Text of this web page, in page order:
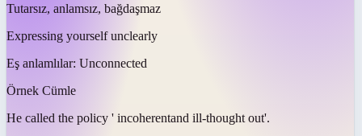
Tutarsız, anlamsız, bağdaşmaz
Expressing yourself unclearly
Eş anlamlılar: Unconnected
Örnek Cümle
He called the policy ' incoherentand ill-thought out'.